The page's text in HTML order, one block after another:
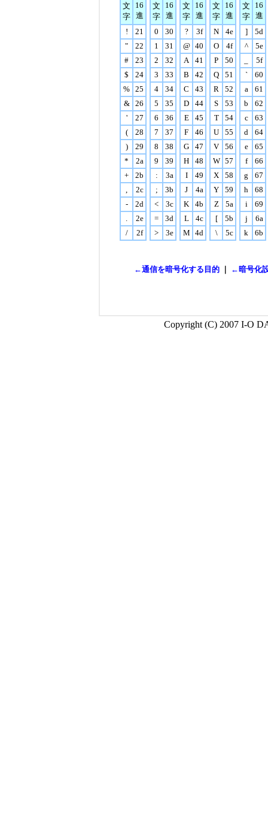
文
字
16
進
!
21
"
22
#
23
$
24
% 25
&
26
'
27
(
28
)
29
*
2a
+
2b
,
2c
-
2d
.
2e
/
2f
文
字
16
進
0
30
1
31
2
32
3
33
4
34
5
35
6
36
7
37
8
38
9
39
:
3a
;
3b
<
3c
=
3d
>
3e
文
字
16
進
?
3f
@ 40
A
41
B
42
C
43
D
44
E
45
F
46
G
47
H
48
I
49
J
4a
K
4b
L
4c
M 4d
文
字
16
進
N
4e
O
4f
P
50
Q
51
R
52
S
53
T
54
U
55
V
56
W 57
X
58
Y
59
Z
5a
[
5b
\
5c
文
字
16
進
]
5d
^
5e
5f
`
60
a
61
b
62
c
63
d
64
e
65
f
66
g
67
h
68
i
69
j
6a
k
6b
←通信を暗号化する目的 ←暗号化
Copyright (C) 2007 I-O